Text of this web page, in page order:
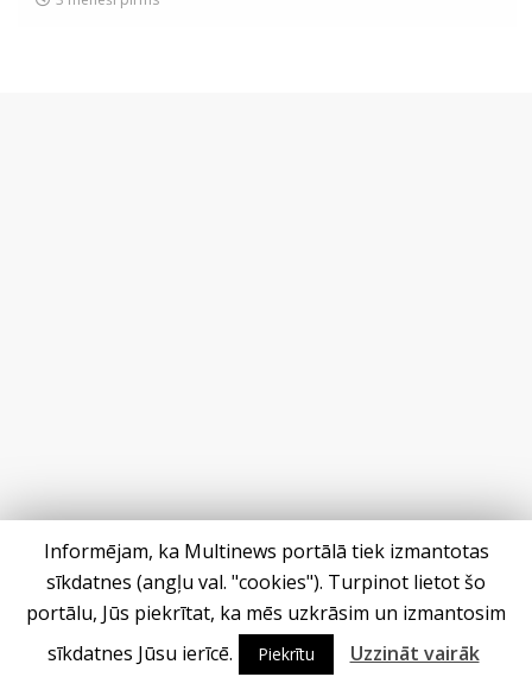
Populāri
Saeimas priekšsēdētāja Ikšķilē:
Informējam, ka Multinews portālā tiek izmantotas
sīkdatnes (angļu val. "cookies"). Turpinot lietot šo
portālu, Jūs piekrītat, ka mēs uzkrāsim un izmantosim
sīkdatnes Jūsu ierīcē.
Piekrītu Uzzināt vairāk